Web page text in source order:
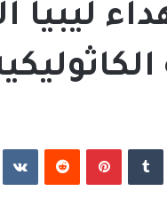
ليبيا
لينكدإن بينتيريست